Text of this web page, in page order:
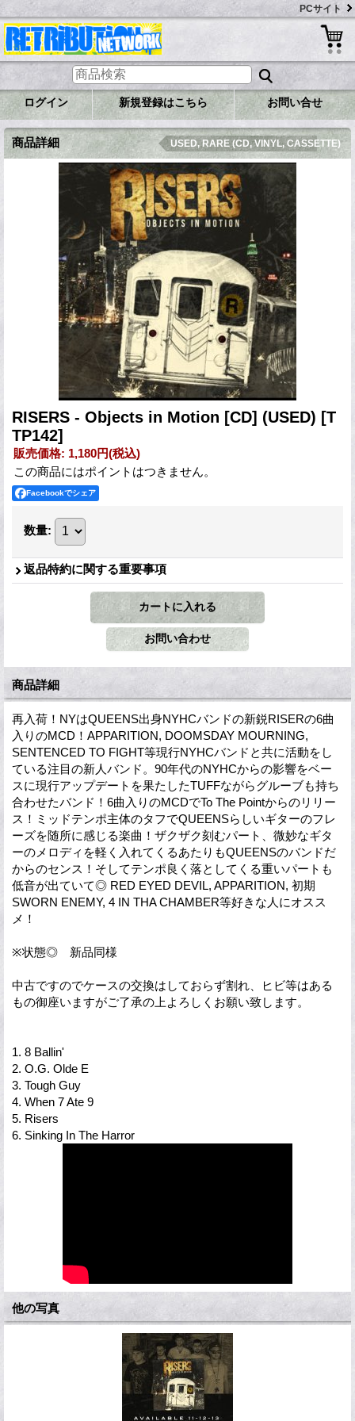
PCサイト
ログイン 新規登録はこちら お問い合せ
商品詳細 USED, RARE (CD, VINYL, CASSETTE)
RISERS - Objects in Motion [CD] (USED) [T
TP142]
販売価格: 1,180円(税込)
この商品にはポイントはつきません。
Facebookでシェア
数量:
返品特約に関する重要事項
商品詳細
再入荷！NYはQUEENS出身NYHCバンドの新鋭RISERの6曲
入りのMCD！APPARITION, DOOMSDAY MOURNING,
SENTENCED TO FIGHT等現行NYHCバンドと共に活動をし
ている注目の新人バンド。90年代のNYHCからの影響をベー
スに現行アップデートを果たしたTUFFながらグルーブも持ち
合わせたバンド！6曲入りのMCDでTo The Pointからのリリー
ス！ミッドテンポ主体のタフでQUEENSらしいギターのフレ
ーズを随所に感じる楽曲！ザクザク刻むパート、微妙なギタ
ーのメロディを軽く入れてくるあたりもQUEENSのバンドだ
からのセンス！そしてテンポ良く落としてくる重いパートも
低音が出ていて◎ RED EYED DEVIL, APPARITION, 初期
SWORN ENEMY, 4 IN THA CHAMBER等好きな人にオスス
メ！
※状態◎ 新品同様
中古ですのでケースの交換はしておらず割れ、ヒビ等はある
もの御座いますがご了承の上よろしくお願い致します。
1. 8 Ballin'
2. O.G. Olde E
3. Tough Guy
4. When 7 Ate 9
5. Risers
6. Sinking In The Harror
他の写真